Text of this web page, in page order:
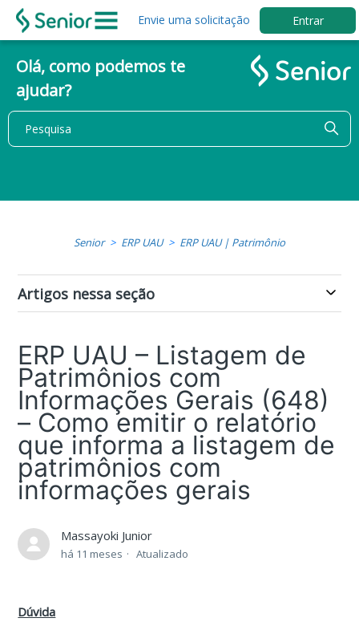
Envie uma solicitação Entrar
Olá, como podemos te
ajudar?
Senior ERP UAU ERP UAU | Patrimônio
Artigos nessa seção
ERP UAU – Listagem de
Patrimônios com
Informações Gerais (648)
– Como emitir o relatório
que informa a listagem de
patrimônios com
informações gerais
Massayoki Junior
há 11 meses Atualizado
Dúvida